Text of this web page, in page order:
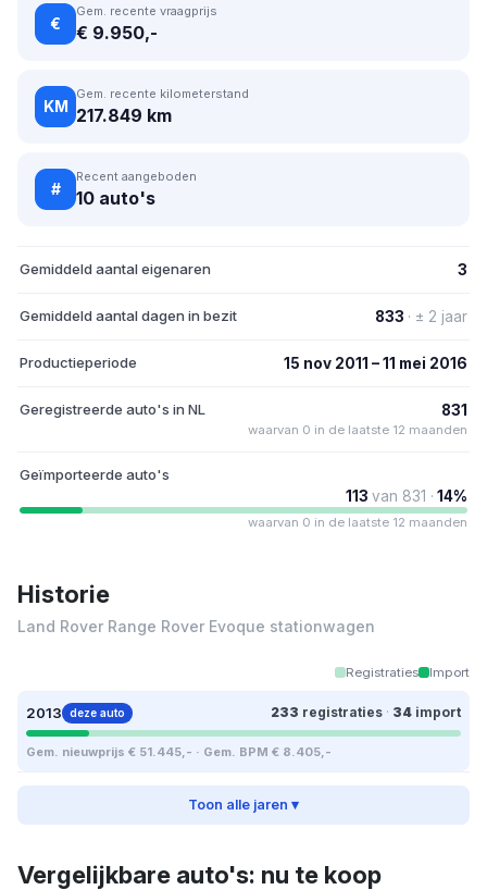
€
Gem. recente vraagprijs
€ 9.950,-
KM
Gem. recente kilometerstand
217.849 km
#
Recent aangeboden
10 auto's
Gemiddeld aantal eigenaren 3
Gemiddeld aantal dagen in bezit 833 · ± 2 jaar
Productieperiode 15 nov 2011 – 11 mei 2016
Geregistreerde auto's in NL 831
waarvan 0 in de laatste 12 maanden
Geïmporteerde auto's
113 van 831 · 14%
waarvan 0 in de laatste 12 maanden
Historie
Land Rover Range Rover Evoque stationwagen
Registraties Import
2013 deze auto 233 registraties · 34 import
Gem. nieuwprijs € 51.445,- · Gem. BPM € 8.405,-
Toon alle jaren ▾
Vergelijkbare auto's: nu te koop